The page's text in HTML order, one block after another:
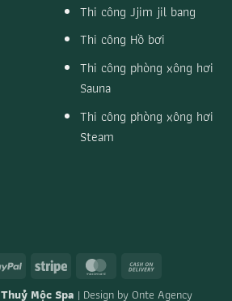
Thi công Jjim jil bang
Thi công Hồ bơi
Thi công phòng xông hơi
Sauna
Thi công phòng xông hơi
Steam
PayPal Stripe MasterCard
Thuỷ Mộc Spa | Design byOnte Agency